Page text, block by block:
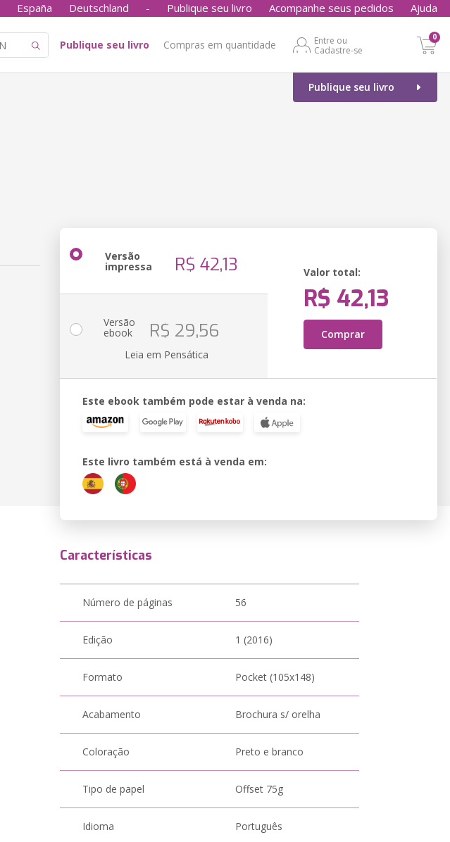
España Deutschland - Publique seu livro Acompanhe seus pedidos Ajuda
Publique seu livro Compras em quantidade
Entre ou
Cadastre-se
0
Publique seu livro
Versão
impressa R$ 42,13 Valor total:
R$ 42,13
Comprar
Versão
ebook R$ 29,56
Leia em Pensática
Este ebook também pode estar à venda na:
Este livro também está à venda em:
Características
Número de páginas 56
Edição 1 (2016)
Formato Pocket (105x148)
Acabamento Brochura s/ orelha
Coloração Preto e branco
Tipo de papel Offset 75g
Idioma Português